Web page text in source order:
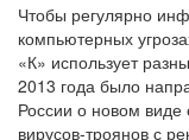
Чтобы регулярно
компьютерных
«К» использует
2013 года было
России о новом виде
вирусов-троянов с